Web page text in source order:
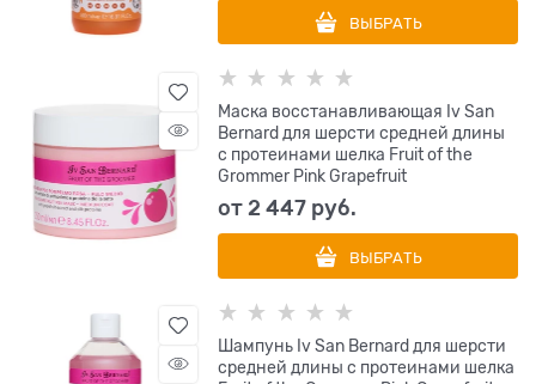
ВЫБРАТЬ
Маска восстанавливающая Iv San
Bernard для шерсти средней длины
с протеинами шелка Fruit of the
Grommer Pink Grapefruit
от2 447 руб.
ВЫБРАТЬ
Шампунь Iv San Bernard для шерсти
средней длины с протеинами шелка